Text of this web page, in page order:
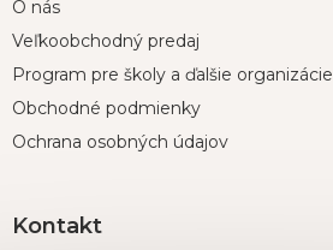
O nás
Veľkoobchodný predaj
Program pre školy a ďalšie organizácie
Obchodné podmienky
Ochrana osobných údajov
Kontakt